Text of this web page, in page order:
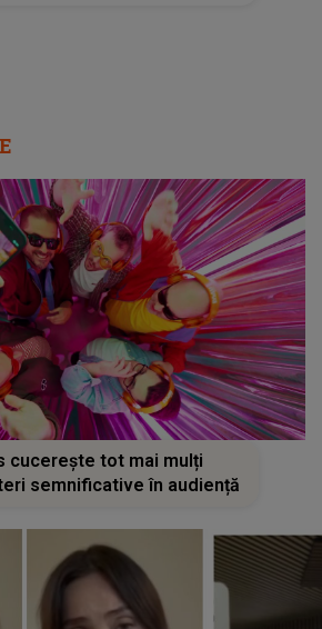
cucerește tot mai mulți
semnificative în audiență